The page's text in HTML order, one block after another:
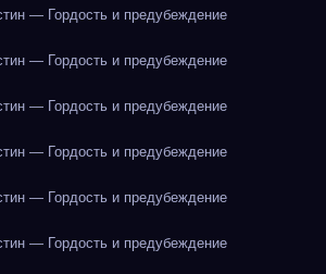
— Гордость и предубеждение
— Гордость и предубеждение
— Гордость и предубеждение
— Гордость и предубеждение
— Гордость и предубеждение
— Гордость и предубеждение